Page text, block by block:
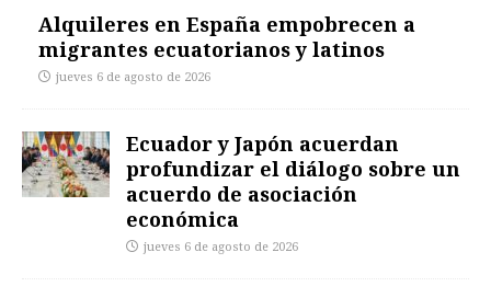
Alquileres en España empobrecen a
migrantes ecuatorianos y latinos
jueves 6 de agosto de 2026
Ecuador y Japón acuerdan
profundizar el diálogo sobre un
acuerdo de asociación
económica
jueves 6 de agosto de 2026